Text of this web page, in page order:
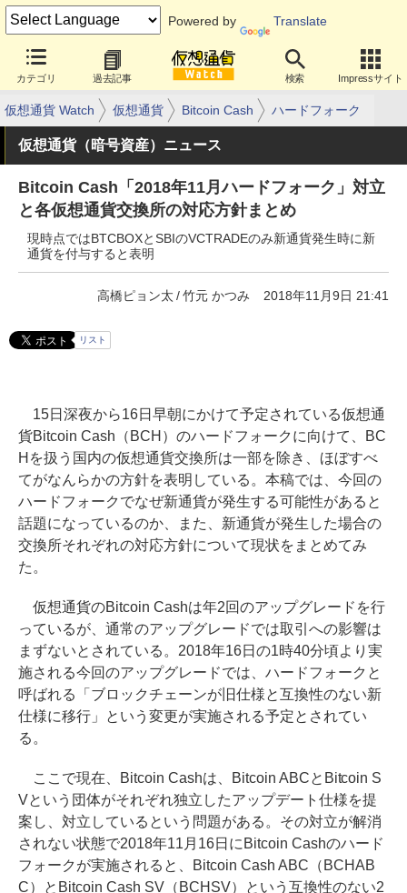
Powered by Translate
カテゴリ 過去記事 検索 Impressサイト
仮想通貨 Watch 仮想通貨 Bitcoin Cash ハードフォーク
仮想通貨（暗号資産）ニュース
Bitcoin Cash「2018年11月ハードフォーク」対立
と各仮想通貨交換所の対応方針まとめ
現時点ではBTCBOXとSBIのVCTRADEのみ新通貨発生時に新
通貨を付与すると表明
高橋ピョン太 竹元 かつみ 2018年11月9日 21:41
リスト
15日深夜から16日早朝にかけて予定されている仮想通
貨Bitcoin Cash（BCH）のハードフォークに向けて、BC
Hを扱う国内の仮想通貨交換所は一部を除き、ほぼすべ
てがなんらかの方針を表明している。本稿では、今回の
ハードフォークでなぜ新通貨が発生する可能性があると
話題になっているのか、また、新通貨が発生した場合の
交換所それぞれの対応方針について現状をまとめてみ
た。
仮想通貨のBitcoin Cashは年2回のアップグレードを行
っているが、通常のアップグレードでは取引への影響は
まずないとされている。2018年16日の1時40分頃より実
施される今回のアップグレードでは、ハードフォークと
呼ばれる「ブロックチェーンが旧仕様と互換性のない新
仕様に移行」という変更が実施される予定とされてい
る。
ここで現在、Bitcoin Cashは、Bitcoin ABCとBitcoin S
Vという団体がそれぞれ独立したアップデート仕様を提
案し、対立しているという問題がある。その対立が解消
されない状態で2018年11月16日にBitcoin Cashのハード
フォークが実施されると、Bitcoin Cash ABC（BCHAB
C）とBitcoin Cash SV（BCHSV）という互換性のない2